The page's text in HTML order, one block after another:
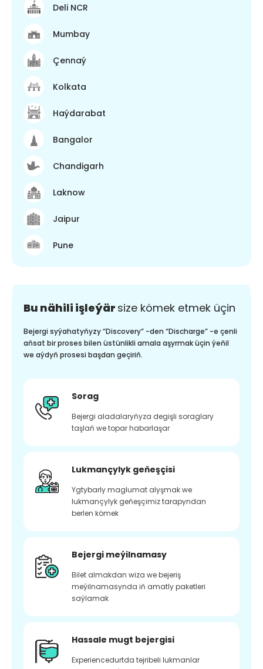
Deli NCR
Mumbay
Çennaý
Kolkata
Haýdarabat
Bangalor
Chandigarh
Laknow
Jaipur
Pune
Bu nähili işleýär size kömek etmek üçin
Bejergi syýahatyňyzy “Discovery” -den “Discharge” -e çenli
aňsat bir proses bilen üstünlikli amala aşyrmak üçin ýeňil
we aýdyň prosesi başdan geçiriň.
Sorag
Bejergi aladalaryňyza degişli soraglary
taşlaň we topar habarlaşar
Lukmançylyk geňeşçisi
Ygtybarly maglumat alyşmak we
lukmançylyk geňeşçimiz tarapyndan
berlen kömek
Bejergi meýilnamasy
Bilet almakdan wiza we bejeriş
meýilnamasynda iň amatly paketleri
saýlamak
Hassale mugt bejergisi
Experiencedurtda tejribeli lukmanlar